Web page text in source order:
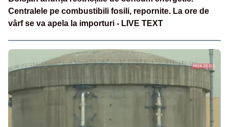
Centralele pe combustibili fosili, repornite. La ore de
vârf se va apela la importuri - LIVE TEXT